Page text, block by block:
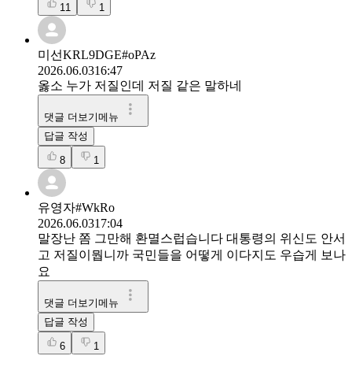
11 1
미선KRL9DGE#oPAz
2026.06.0316:47
옳소 누가 저질인데 저질 같은 말하네
댓글 더보기메뉴
답글 작성
8 1
유영자#WkRo
2026.06.0317:04
말장난 쫌 그만해 환멸스럽습니다 대통령의 위신도 안서
고 저질이뭡니까 국민들을 어떻게 이다지도 우습게 보나
요
댓글 더보기메뉴
답글 작성
6 1